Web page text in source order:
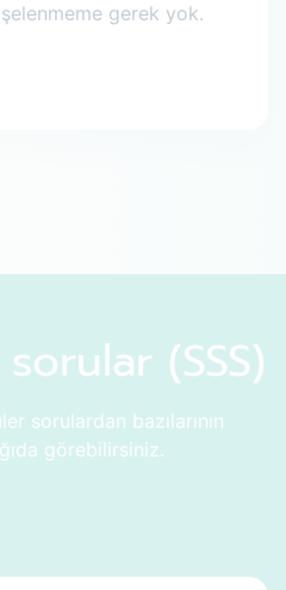
gerek yok.
(SSS)
sorulardan bazılarının
görebilirsiniz.